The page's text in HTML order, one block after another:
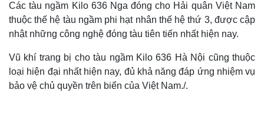
Các tàu ngầm Kilo 636 Nga đóng cho Hải quân Việt Nam
thuộc thế hệ tàu ngầm phi hạt nhân thế hệ thứ 3, được cập
nhật những công nghệ đóng tàu tiên tiến nhất hiện nay.
Vũ khí trang bị cho tàu ngầm Kilo 636 Hà Nội cũng thuộc
loại hiện đại nhất hiện nay, đủ khả năng đáp ứng nhiệm vụ
bảo vệ chủ quyền trên biển của Việt Nam./.